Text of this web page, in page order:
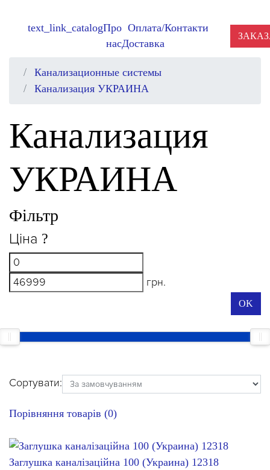
text_link_catalogПро
нас
Оплата/
Доставка
Контакти
Канализационные системы
Канализация УКРАИНА
Канализация
УКРАИНА
Фільтр
Ціна ?
грн.
OK
Сортувати:
Порівняння товарів (0)
Заглушка каналізаційна 100 (Украина) 12318